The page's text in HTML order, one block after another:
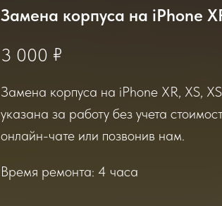
Замена корпуса на iPhone
3 000 ₽
Замена корпуса на iPhone XR, XS,
указана за работу без учета
онлайн-чате или позвонив нам.
Время ремонта: 4 часа